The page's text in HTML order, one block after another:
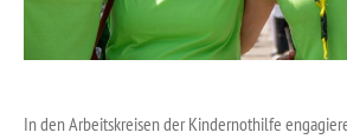
In den Arbeitskreisen der Kindernothilfe